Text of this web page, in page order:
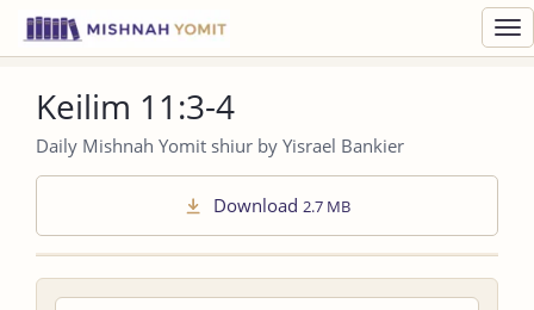
Keilim 11:3-4
Daily Mishnah Yomit shiur by Yisrael Bankier
Download 2.7 MB